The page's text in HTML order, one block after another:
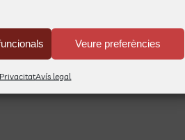
Veure preferències
Avís legal
M. Brun. Les famílies relaten